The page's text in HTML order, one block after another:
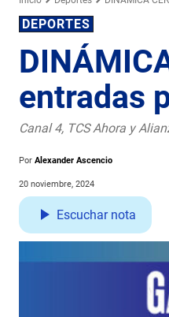
DEPORTES
entradas
Canal 4, TCS Ahora y
Por Alexander Ascencio
20 noviembre, 2024
Escuchar nota